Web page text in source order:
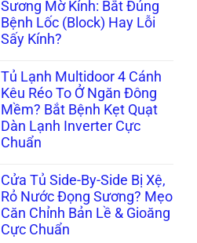
Kẹt
Cảm
Biến
Chỉ
Trong
Phút!
Đồng:
Báo
Giá
Hợp
Đồng
Dưỡng
Tủ
Đông,
Tủ
Mát
Cho
Nhà
Hàng
luận
ở
Tủ
Đông
Sanaky,
Bám
Tuyết
Dày
Đặc?
Bắt
Bệnh
Đóng
Đá
Trong
5
Phút
Sương Mờ Kính: Bắt Đúng
Bệnh Lốc (Block) Hay Lỗi
Sấy Kính?
bình
luận
ở
Tủ
Mát
Đổ
Mồ
Sương
Mờ
Kính:
Bắt
Đúng
Bệnh
Tủ Lạnh Multidoor 4 Cánh
Kêu Réo To Ở Ngăn Đông
Mềm? Bắt Bệnh Kẹt Quạt
Dàn Lạnh Inverter Cực
Chuẩn
bình
luận
ở
Tủ
Lạnh
Multidoor
Cửa Tủ Side-By-Side Bị Xệ,
Rỏ Nước Đọng Sương? Mẹo
Căn Chỉnh Bản Lề & Gioăng
Cực Chuẩn